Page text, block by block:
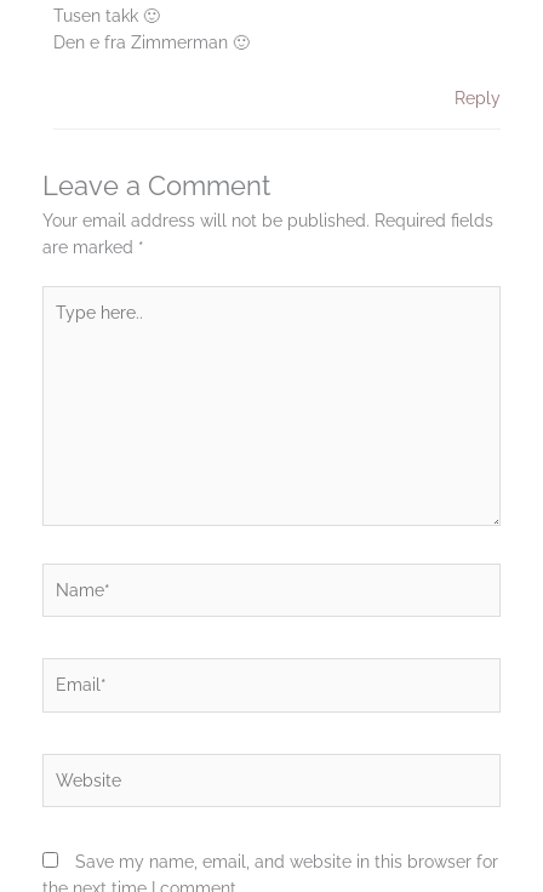
Tusen takk 🙂
Den e fra Zimmerman 🙂
Reply
Leave a Comment
Your email address will not be published. Required fields
are marked *
here..
Save my name, email, and website in this browser for